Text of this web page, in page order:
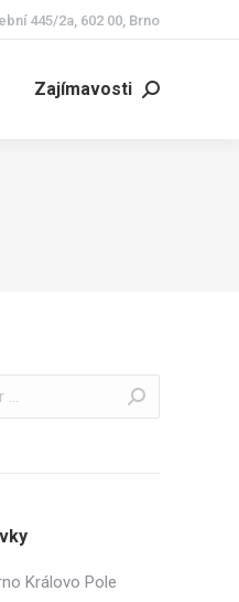
445/2a, 602 00, Brno
Zajímavosti Search:
Královo Pole